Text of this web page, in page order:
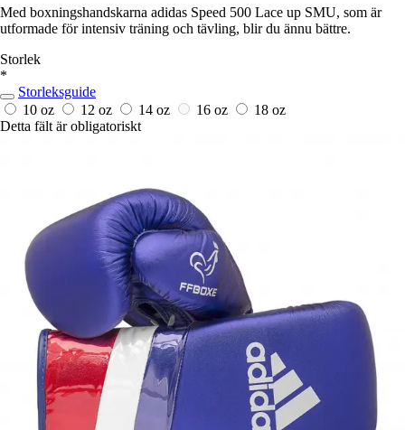
Med boxningshandskarna adidas Speed 500 Lace up SMU, som är
utformade för intensiv träning och tävling, blir du ännu bättre.
Storlek
*
Storleksguide
10 oz
12 oz 14 oz 16 oz
18 oz
Detta fält är obligatoriskt